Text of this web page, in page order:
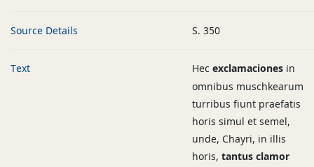
Source Details S. 350
Text Hec exclamaciones in
omnibus muschkearum
turribus fiunt praefatis
horis simul et semel,
unde, Chayri, in illis
horis, tantus clamor